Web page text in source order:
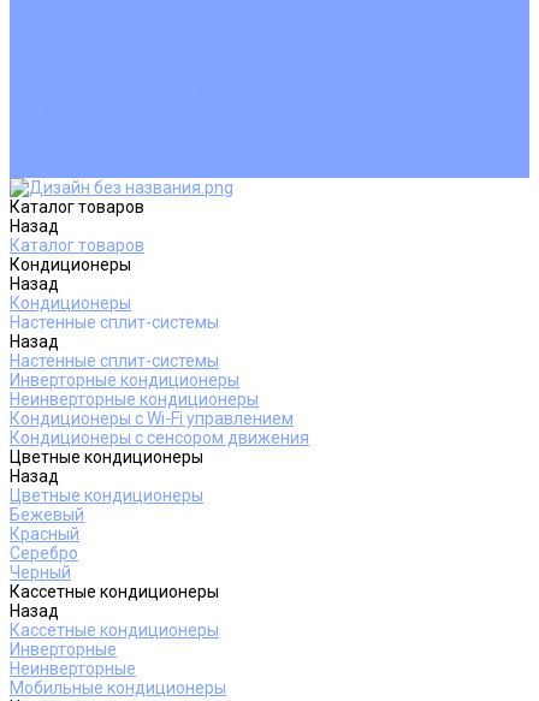
Каталог товаров
Назад
Каталог товаров
Кондиционеры
Назад
Кондиционеры
Настенные сплит-системы
Назад
Настенные сплит-системы
Инверторные кондиционеры
Неинверторные кондиционеры
Кондиционеры с Wi-Fi управлением
Кондиционеры с сенсором движения
Цветные кондиционеры
Назад
Цветные кондиционеры
Бежевый
Красный
Серебро
Черный
Кассетные кондиционеры
Назад
Кассетные кондиционеры
Инверторные
Неинверторные
Мобильные кондиционеры